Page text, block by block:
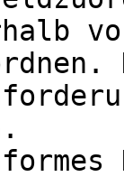
von